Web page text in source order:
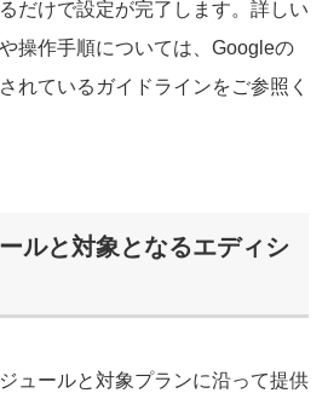
だけで設定が完了します。詳しい
操作手順については、Googleの
れているガイドラインをご参照く
ルと対象となるエディシ
ュールと対象プランに沿って提供